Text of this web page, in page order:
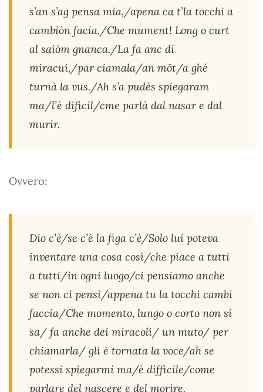
s’an s’ag pensa mia,/apena ca t’la tocchi a
cambiòn facia./Che mument! Long o curt
al saiòm gnanca./La fa anc di
miracui,/par ciamala/an möt/a ghé
turnà la vus./Ah s’a pudés spiegaram
ma/l’è dificil/cme parlà dal nasar e dal
murir.
Ovvero:
Dio c’è/se c’è la figa c’è/Solo lui poteva
inventare una cosa così/che piace a tutti
a tutti/in ogni luogo/ci pensiamo anche
se non ci pensi/appena tu la tocchi cambi
faccia/Che momento, lungo o corto non si
sa/ fa anche dei miracoli/ un muto/ per
chiamarla/ gli è tornata la voce/ah se
potessi spiegarmi ma/è difficile/come
parlare del nascere e del morire.